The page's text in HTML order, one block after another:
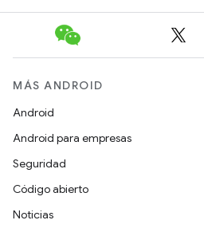
MÁS ANDROID
Android
Android para empresas
Seguridad
Código abierto
Noticias